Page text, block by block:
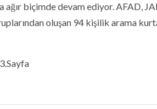
ağır biçimde devam ediyor. AFAD,
oluşan 94 kişilik arama